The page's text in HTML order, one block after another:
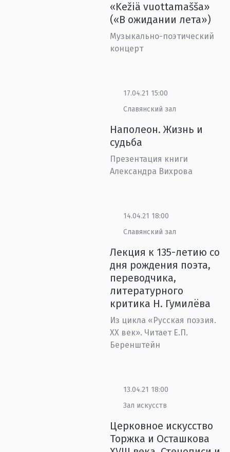
«Kežiä vuottamašša»
(«В ожидании лета»)
Музыкально-поэтический
концерт
17.04.21 15:00
Славянский зал
Наполеон. Жизнь и
судьба
Презентация книги
Александра Вихрова
14.04.21 18:00
Славянский зал
Лекция к 135-летию со
дня рождения поэта,
переводчика,
литературного
критика Н. Гумилёва
Из цикла «Русская поэзия.
XX век». Читает Е.П.
Беренштейн
13.04.21 18:00
Зал искусств
Церковное искусство
Торжка и Осташкова